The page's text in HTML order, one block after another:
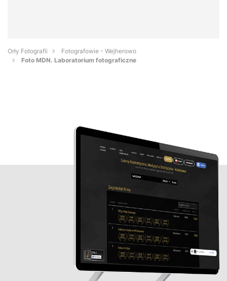
Orły Fotografii
Fotografowie - Wejherowo
Foto MDN. Laboratorium fotograficzne